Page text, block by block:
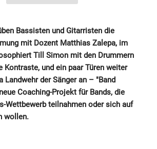
Bassisten und Gitarristen die
mit Dozent Matthias Zalepa, im
Till Simon mit den Drummern
Kontraste, und ein paar Türen weiter
Landwehr der Sänger an – "Band
Coaching-Projekt für Bands, die
Wettbewerb teilnahmen oder sich auf
wollen.